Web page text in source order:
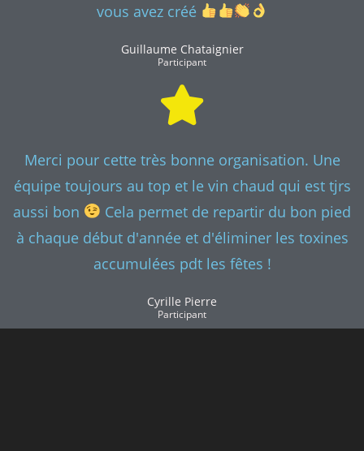
vous avez créé
Guillaume Chataignier
Participant
Merci pour cette très bonne organisation. Une
équipe toujours au top et le vin chaud qui est tjrs
aussi bon
Cela permet de repartir du bon pied
à chaque début d'année et d'éliminer les toxines
accumulées pdt les fêtes !
Cyrille Pierre
Participant